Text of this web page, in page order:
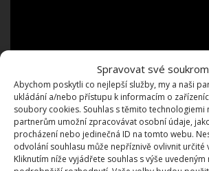
Spravovat své
Abychom poskytli co nejlepší služby, my a naši
ukládání a/nebo přístupu k informacím o
soubory cookies. Souhlas s těmito technologiemi
partnerům umožní zpracovávat osobní údaje,
procházení nebo jedinečná ID na tomto webu.
odvolání souhlasu může nepříznivě ovlivnit určité
Kliknutím níže vyjádřete souhlas s výše